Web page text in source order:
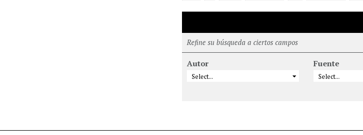
Refine su búsqueda a ciertos campos
Autor Fuente